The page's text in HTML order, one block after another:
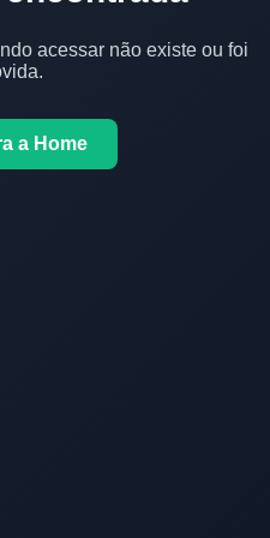
acessar não existe ou foi
a Home